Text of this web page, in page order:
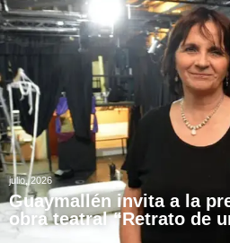
julio, 2026
Guaymallén invita a la
obra teatral “Retrato de